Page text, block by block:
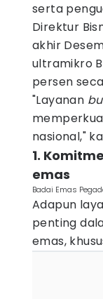
serta
Direktur
akhir
ultramikro
persen
"Layanan
nasional,"
1.
emas
Badai Emas
Adapun
penting
emas,